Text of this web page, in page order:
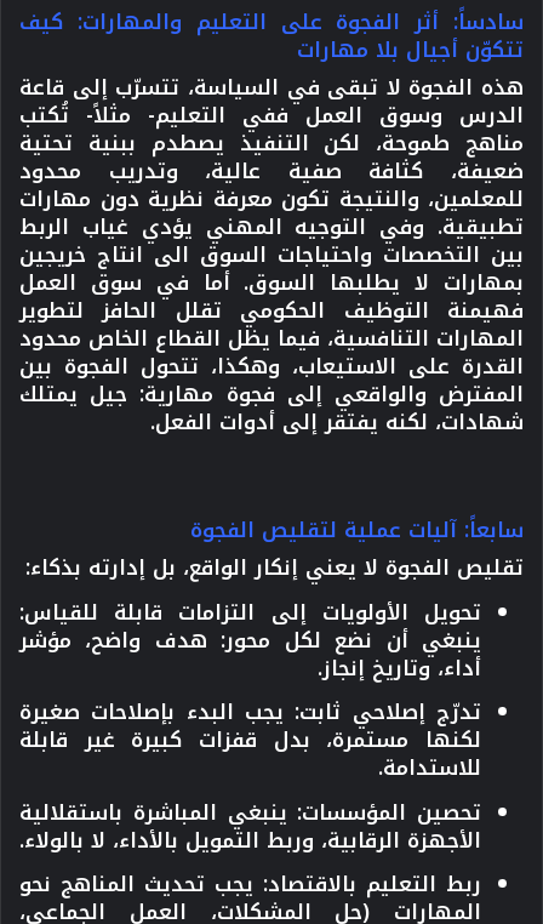
سادساً: أثر الفجوة على التعليم والمهارات: كيف
تتكوّن أجيال بلا مهارات
هذه الفجوة لا تبقى في السياسة، تتسرّب إلى قاعة
الدرس وسوق العمل ففي التعليم- مثلاً- تُكتب
مناهج طموحة، لكن التنفيذ يصطدم ببنية تحتية
ضعيفة، كثافة صفية عالية، وتدريب محدود
للمعلمين، والنتيجة تكون معرفة نظرية دون مهارات
تطبيقية. وفي التوجيه المهني يؤدي غياب الربط
بين التخصصات واحتياجات السوق الى انتاج خريجين
بمهارات لا يطلبها السوق. أما في سوق العمل
فهيمنة التوظيف الحكومي تقلل الحافز لتطوير
المهارات التنافسية، فيما يظل القطاع الخاص محدود
القدرة على الاستيعاب، وهكذا، تتحول الفجوة بين
المفترض والواقعي إلى فجوة مهارية: جيل يمتلك
شهادات، لكنه يفتقر إلى أدوات الفعل.
سابعاً: آليات عملية لتقليص الفجوة
تقليص الفجوة لا يعني إنكار الواقع، بل إدارته بذكاء:
تحويل الأولويات إلى التزامات قابلة للقياس:
ينبغي أن نضع لكل محور: هدف واضح، مؤشر
أداء، وتاريخ إنجاز.
تدرّج إصلاحي ثابت: يجب البدء بإصلاحات صغيرة
لكنها مستمرة، بدل قفزات كبيرة غير قابلة
للاستدامة.
تحصين المؤسسات: ينبغي المباشرة باستقلالية
الأجهزة الرقابية، وربط التمويل بالأداء، لا بالولاء.
ربط التعليم بالاقتصاد: يجب تحديث المناهج نحو
المهارات (حل المشكلات، العمل الجماعي،